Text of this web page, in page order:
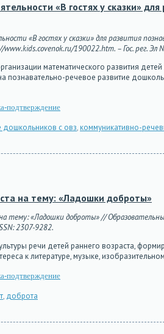
«В гостях у сказки»
«В гостях у сказки» для развития
190022.htm. – Гос. рег.
математического развития
познавательно-речевое развитие
подтверждение
дошкольников с овз,коммуникативно-
на тему: «Ладошки доброты»
тему: «Ладошки доброты» //
2307-9282.
речи детей раннего возраста,
к литературе, музыке,
подтверждение
, доброта